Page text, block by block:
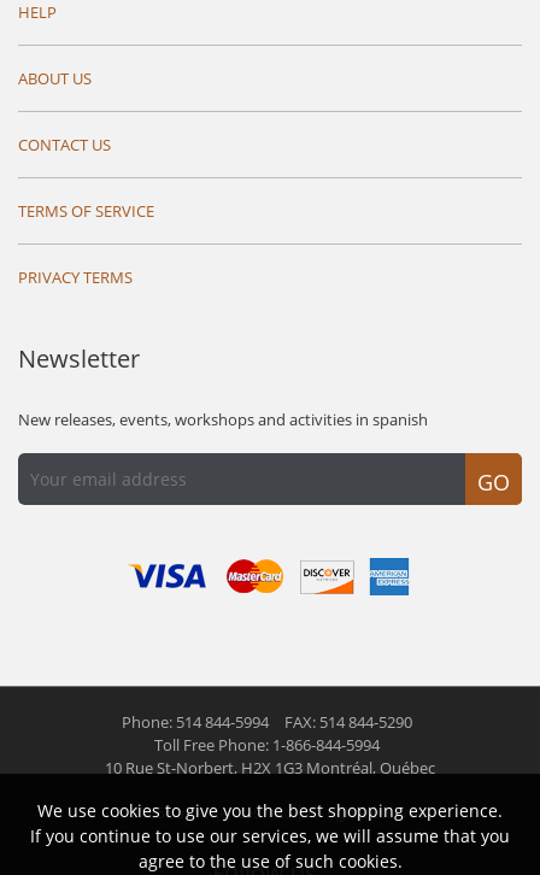
HELP
ABOUT US
CONTACT US
TERMS OF SERVICE
PRIVACY TERMS
Newsletter
New releases, events, workshops and activities in spanish
GO
Phone: 514 844-5994
FAX: 514 844-5290
Toll Free Phone: 1-866-844-5994
10 Rue St-Norbert, H2X 1G3 Montréal, Québec
© 2026 Las Americas inc. All right reserved
We use cookies to give you the best shopping experience.
If you continue to use our services, we will assume that you
agree to the use of such cookies.